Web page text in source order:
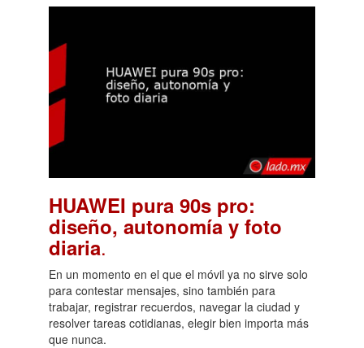
HUAWEI pura 90s pro:
diseño, autonomía y foto
diaria.
En un momento en el que el móvil ya no sirve solo
para contestar mensajes, sino también para
trabajar, registrar recuerdos, navegar la ciudad y
resolver tareas cotidianas, elegir bien importa más
que nunca.